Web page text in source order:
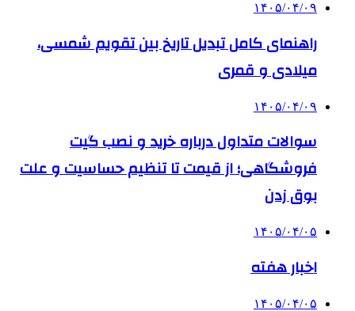
۱۴۰۵/۰۴/۰۹
راهنمای کامل تبدیل تاریخ بین تقویم شمسی،
میلادی و قمری
۱۴۰۵/۰۴/۰۹
سوالات متداول درباره خرید و نصب گیت
فروشگاهی؛ از قیمت تا تنظیم حساسیت و علت
بوق زدن
۱۴۰۵/۰۴/۰۵
اخبار هفته
۱۴۰۵/۰۴/۰۵